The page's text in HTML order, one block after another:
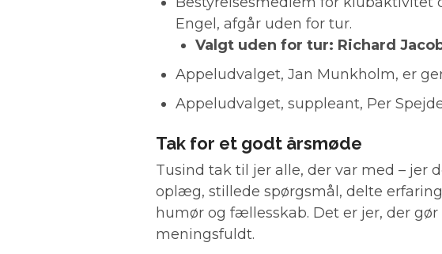
Engel, afgår uden for tur.
Valgt uden for tur: Richard
Appeludvalget, Jan Munkholm, er
Appeludvalget, suppleant, Per
Tak for et godt årsmøde
Tusind tak til jer alle, der var med – jer
oplæg, stillede spørgsmål, delte
humør og fællesskab. Det er jer, der
meningsfuldt.